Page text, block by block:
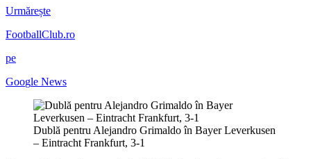
Urmărește
FootballClub.ro
pe
Google News
Dublă pentru Alejandro Grimaldo în Bayer Leverkusen
– Eintracht Frankfurt, 3-1